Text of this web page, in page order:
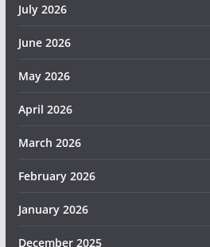
July 2026
June 2026
May 2026
April 2026
March 2026
February 2026
January 2026
December 2025